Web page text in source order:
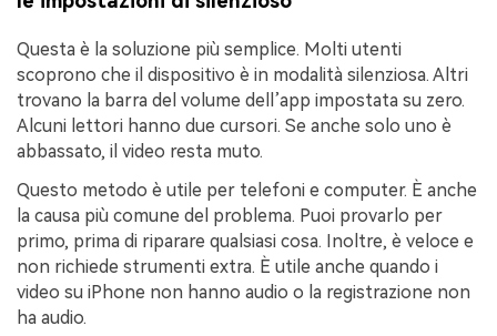
Questa è la soluzione più semplice. Molti utenti
scoprono che il dispositivo è in modalità silenziosa. Altri
trovano la barra del volume dell’app impostata su zero.
Alcuni lettori hanno due cursori. Se anche solo uno è
abbassato, il video resta muto.
Questo metodo è utile per telefoni e computer. È anche
la causa più comune del problema. Puoi provarlo per
primo, prima di riparare qualsiasi cosa. Inoltre, è veloce e
non richiede strumenti extra. È utile anche quando i
video su iPhone non hanno audio o la registrazione non
ha audio.